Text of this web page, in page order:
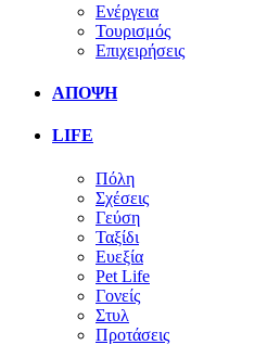
Ενέργεια
Τουρισμός
Επιχειρήσεις
ΑΠΟΨΗ
LIFE
Πόλη
Σχέσεις
Γεύση
Ταξίδι
Ευεξία
Pet Life
Γονείς
Στυλ
Προτάσεις